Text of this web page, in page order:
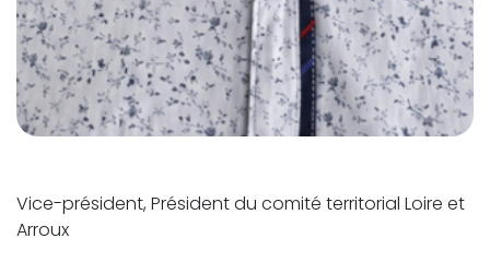
Vice-président, Président du comité territorial Loire et
Arroux